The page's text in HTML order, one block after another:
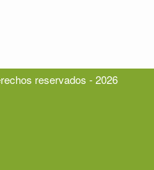
reservados - 2026